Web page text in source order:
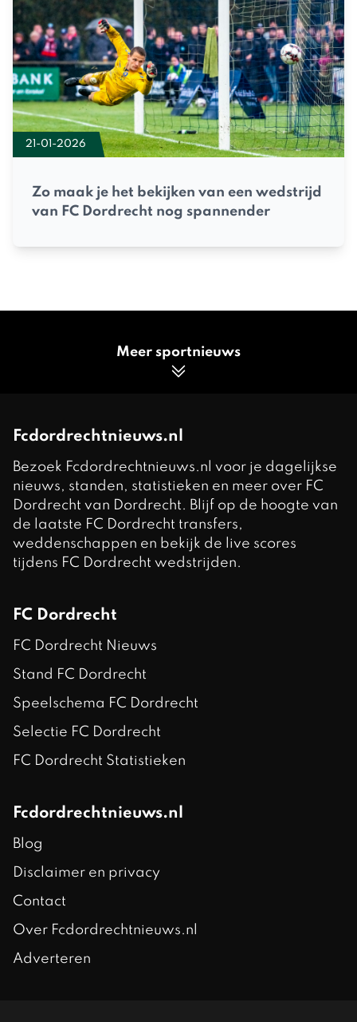
21-01-2026
Zo maak je het bekijken van een wedstrijd
van FC Dordrecht nog spannender
Meer sportnieuws
Fcdordrechtnieuws.nl
Bezoek Fcdordrechtnieuws.nl voor je dagelijkse
nieuws, standen, statistieken en meer over FC
Dordrecht van Dordrecht. Blijf op de hoogte van
de laatste FC Dordrecht transfers,
weddenschappen en bekijk de live scores
tijdens FC Dordrecht wedstrijden.
FC Dordrecht
FC Dordrecht Nieuws
Stand FC Dordrecht
Speelschema FC Dordrecht
Selectie FC Dordrecht
FC Dordrecht Statistieken
Fcdordrechtnieuws.nl
Blog
Disclaimer en privacy
Contact
Over Fcdordrechtnieuws.nl
Adverteren